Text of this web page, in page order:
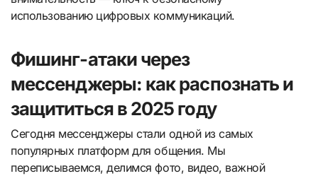
использованию цифровых коммуникаций.
Фишинг-атаки через
мессенджеры: как распознать и
защититься в 2025 году
Сегодня мессенджеры стали одной из самых
популярных платформ для общения. Мы
переписываемся, делимся фото, видео, важной